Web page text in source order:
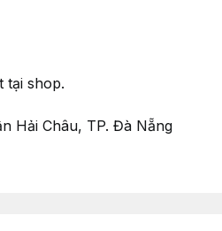
tại shop.
Hải Châu, TP. Đà Nẵng